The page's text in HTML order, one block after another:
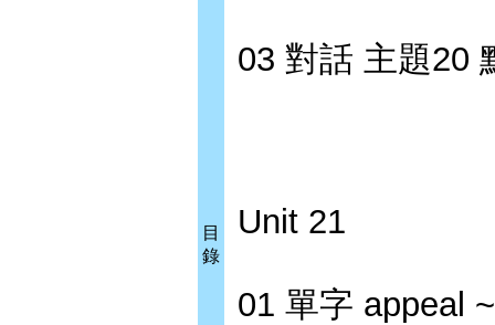
目
錄
03 對話 主題20
Unit 21
01 單字 appeal